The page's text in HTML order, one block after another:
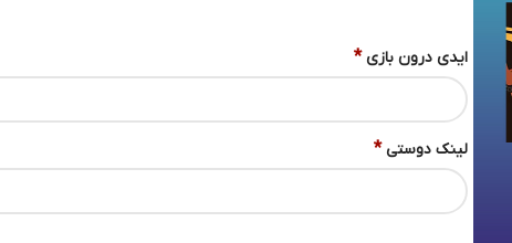
ایدی درون بازی *
لینک دوستی *